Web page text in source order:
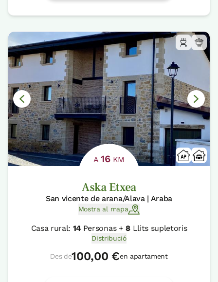
A16KM
Aska Etxea
San vicente de arana/Alava | Araba
Mostra al mapa
Casa rural: 14 Personas +8Llits supletoris
Distribució
Des de100,00 €en apartament